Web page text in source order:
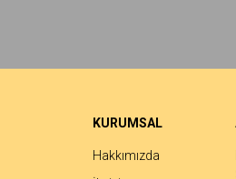
KURUMSAL
Hakkımızda